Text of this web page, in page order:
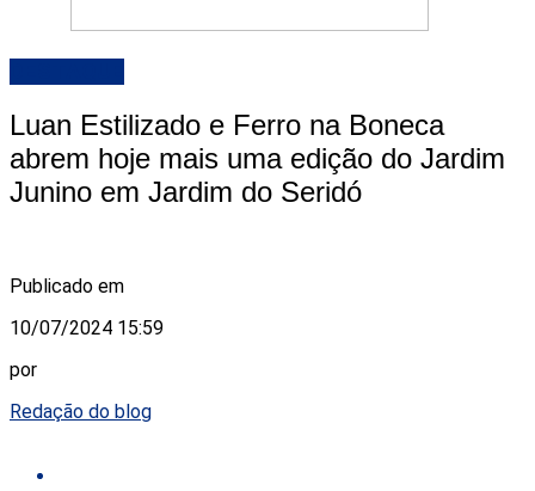
Luan Estilizado e Ferro na Boneca
abrem hoje mais uma edição do Jardim
Junino em Jardim do Seridó
Publicado em
10/07/2024 15:59
por
Redação do blog